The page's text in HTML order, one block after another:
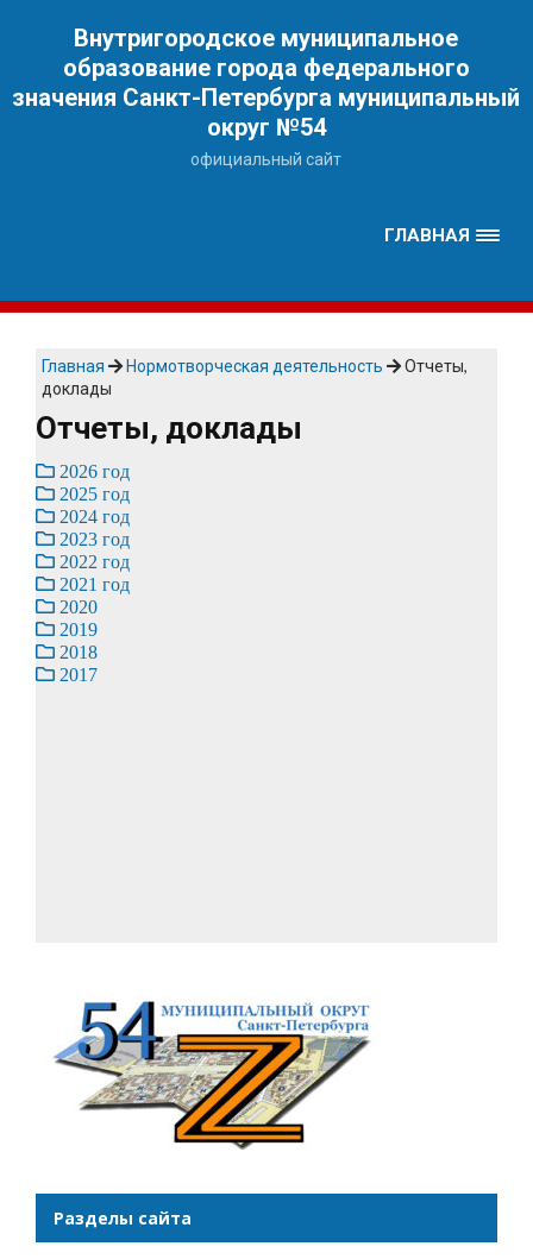
Внутригородское муниципальное
образование города федерального
значения Санкт-Петербурга муниципальный
округ №54
официальный сайт
ГЛАВНАЯ
Главная Нормотворческая деятельность
Отчеты,
доклады
Отчеты, доклады
2026 год
2025 год
2024 год
2023 год
2022 год
2021 год
2020
2019
2018
2017
Разделы сайта